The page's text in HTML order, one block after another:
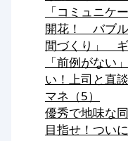
「コミュニケ
開花！ バブル
間づくり」 ギ
「前例がない
い！上司と直
マネ（5）
優秀で地味な
目指せ！つい